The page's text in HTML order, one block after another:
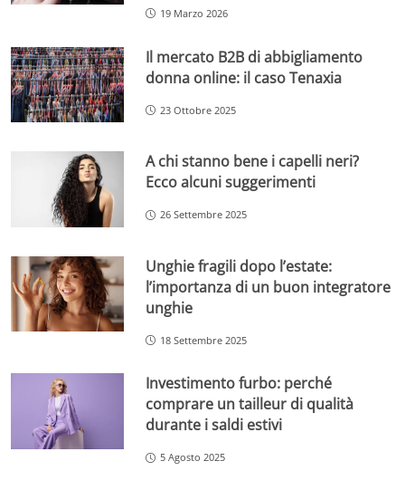
19 Marzo 2026
Il mercato B2B di abbigliamento
donna online: il caso Tenaxia
23 Ottobre 2025
A chi stanno bene i capelli neri?
Ecco alcuni suggerimenti
26 Settembre 2025
Unghie fragili dopo l’estate:
l’importanza di un buon integratore
unghie
18 Settembre 2025
Investimento furbo: perché
comprare un tailleur di qualità
durante i saldi estivi
5 Agosto 2025